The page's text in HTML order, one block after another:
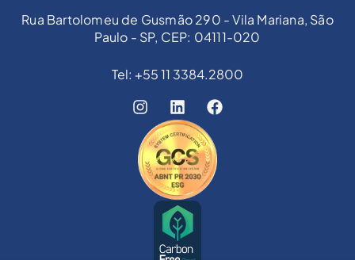
Rua Bartolomeu de Gusmão 290 - Vila Mariana, São
Paulo - SP, CEP: 04111-020
Tel: +55 11 3384.2800